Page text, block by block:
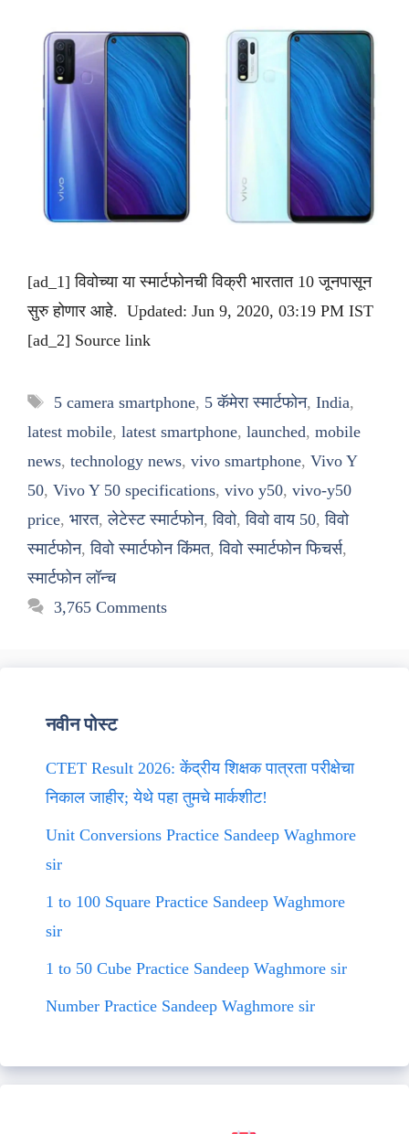
[ad_1] विवोच्या या स्मार्टफोनची विक्री भारतात 10 जूनपासून
सुरु होणार आहे. Updated: Jun 9, 2020, 03:19 PM IST
[ad_2] Source link
Tags
5 camera smartphone, 5 कॅमेरा स्मार्टफोन, India,
latest mobile, latest smartphone, launched, mobile
news, technology news, vivo smartphone, Vivo Y
50, Vivo Y 50 specifications, vivo y50, vivo-y50
price, भारत,लेटेस्ट स्मार्टफोन,विवो,विवो वाय 50,विवो
स्मार्टफोन,विवो स्मार्टफोन किंमत,विवो स्मार्टफोन फिचर्स,
स्मार्टफोन लॉन्च
3,765 Comments
नवीन पोस्ट
CTET Result 2026: केंद्रीय शिक्षक पात्रता परीक्षेचा
निकाल जाहीर; येथे पहा तुमचे मार्कशीट!
Unit Conversions Practice Sandeep Waghmore
sir
1 to 100 Square Practice Sandeep Waghmore
sir
1 to 50 Cube Practice Sandeep Waghmore sir
Number Practice Sandeep Waghmore sir